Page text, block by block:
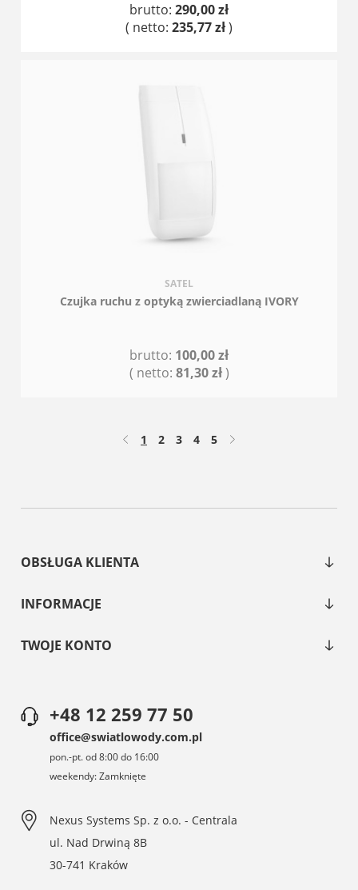
brutto: 290,00 zł
( netto: 235,77 zł)
SATEL
Czujka ruchu z optyką zwierciadlaną IVORY
brutto: 100,00 zł
( netto: 81,30 zł)
1 2 3 4 5
OBSŁUGA KLIENTA
INFORMACJE
TWOJE KONTO
+48 12 259 77 50
office@swiatlowody.com.pl
pon.-pt. od 8:00 do 16:00
weekendy: Zamknięte
Nexus Systems Sp. z o.o. - Centrala
ul. Nad Drwiną 8B
30-741 Kraków